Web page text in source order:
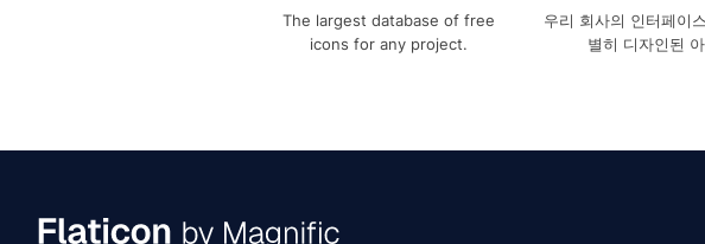
The largest database of free
icons for any project.
우리 회사의 인터페이
별히 디자인된